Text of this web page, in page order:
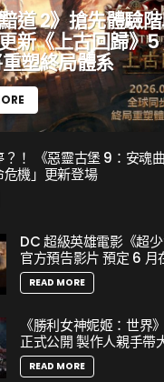
道 2》搶先體驗
新《上古回歸》5
塑終局體系
！ 《惡靈古堡 9：安魂
機」更新登場
DC 超級英雄電影《超
官方預告影片 預定 6 月
READ MORE
《勝利女神妮姬：世界
正式公開 製作人親手帶
READ MORE